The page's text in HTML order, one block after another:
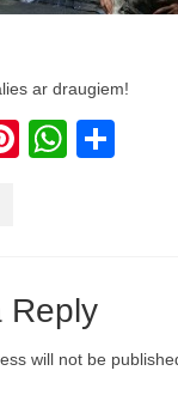
ar draugiem!
Pinterest
Reply
will not be